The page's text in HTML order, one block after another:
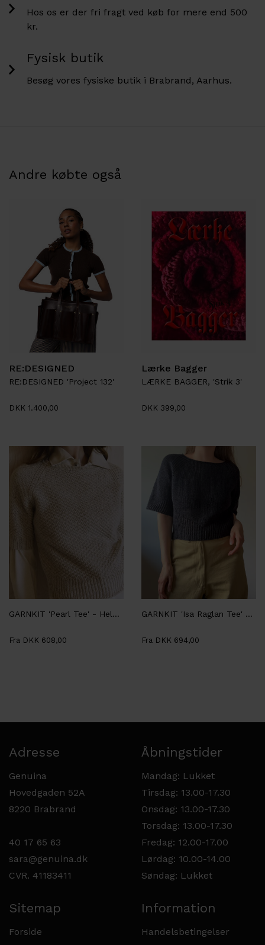
Hos os er der fri fragt ved køb for mere end 500
kr.
Fysisk butik
Besøg vores fysiske butik i Brabrand, Aarhus.
Andre købte også
RE:DESIGNED
RE:DESIGNED 'Project 132'
DKK 1.400,00
Lærke Bagger
LÆRKE BAGGER, 'Strik 3'
DKK 399,00
GARNKIT 'Pearl Tee' - Helga Isager
Fra DKK 608,00
GARNKIT 'Isa Raglan Tee' - Aegyoknit
Fra DKK 694,00
Adresse
Genuina
Hovedgaden 52A
8220 Brabrand
40 17 65 63
sara@genuina.dk
CVR. 41183411
Åbningstider
Mandag: Lukket
Tirsdag: 13.00-17.30
Onsdag: 13.00-17.30
Torsdag: 13.00-17.30
Fredag: 12.00-17.00
Lørdag: 10.00-14.00
Søndag: Lukket
Sitemap
Forside
Information
Handelsbetingelser